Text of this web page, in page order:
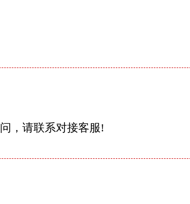
，请联系对接客服!